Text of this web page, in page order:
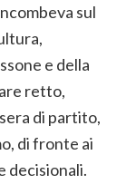
sul
e della
retto,
di partito,
di fronte ai
decisionali.